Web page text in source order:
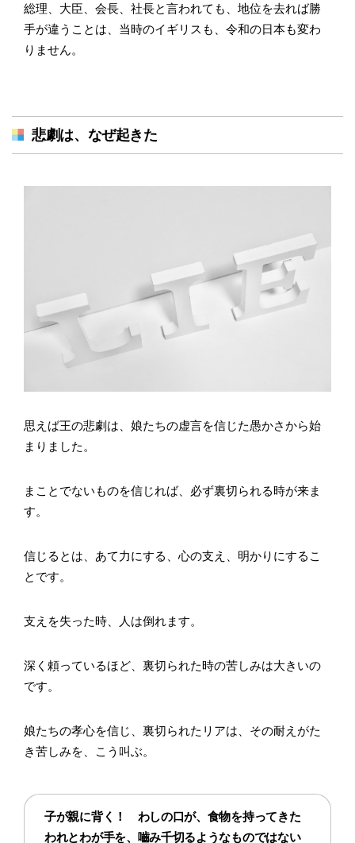
総理、大臣、会長、社長と言われても、地位を去れば勝
手が違うことは、当時のイギリスも、令和の日本も変わ
りません。
悲劇は、なぜ起きた
思えば王の悲劇は、娘たちの虚言を信じた愚かさから始
まりました。
まことでないものを信じれば、必ず裏切られる時が来ま
す。
信じるとは、あて力にする、心の支え、明かりにするこ
とです。
支えを失った時、人は倒れます。
深く頼っているほど、裏切られた時の苦しみは大きいの
です。
娘たちの孝心を信じ、裏切られたリアは、その耐えがた
き苦しみを、こう叫ぶ。
子が親に背く！ わしの口が、食物を持ってきた
われとわが手を、嚙み千切るようなものではない